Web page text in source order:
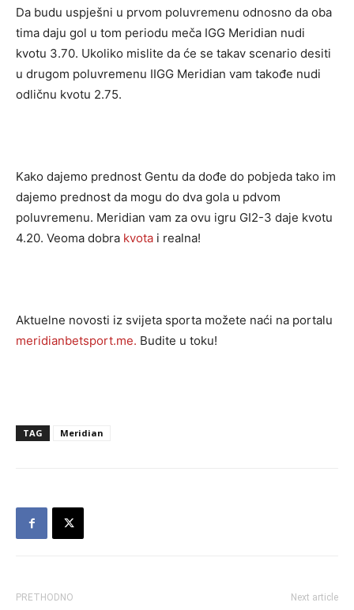
Da budu uspješni u prvom poluvremenu odnosno da oba
tima daju gol u tom periodu meča IGG Meridian nudi
kvotu 3.70. Ukoliko mislite da će se takav scenario desiti
u drugom poluvremenu IIGG Meridian vam takođe nudi
odličnu kvotu 2.75.
Kako dajemo prednost Gentu da dođe do pobjeda tako im
dajemo prednost da mogu do dva gola u pdvom
poluvremenu. Meridian vam za ovu igru GI2-3 daje kvotu
4.20. Veoma dobra kvota i realna!
Aktuelne novosti iz svijeta sporta možete naći na portalu
meridianbetsport.me. Budite u toku!
TAG Meridian
PRETHODNO Next article